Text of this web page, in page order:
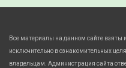
Все материалы на данном сайте взяты
исключительно в ознакомительных
владельцам. Администрация сайта